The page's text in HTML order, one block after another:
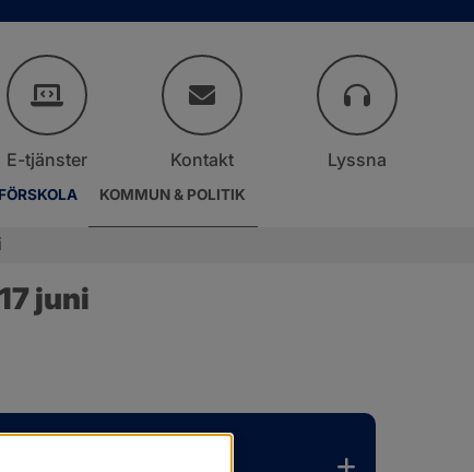
KOMMUN & POLITIK
E-tjänster Kontakt Lyssna
juni